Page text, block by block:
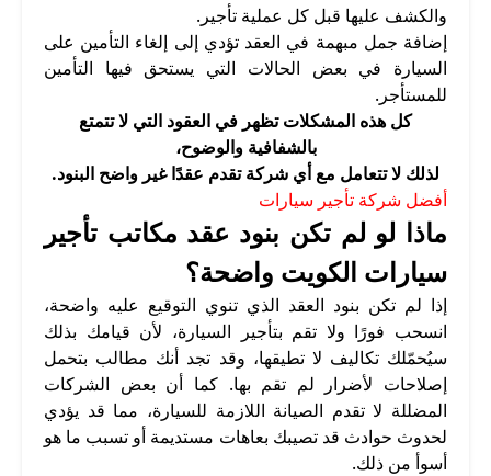
والكشف عليها قبل كل عملية تأجير.
إضافة جمل مبهمة في العقد تؤدي إلى إلغاء التأمين على
السيارة في بعض الحالات التي يستحق فيها التأمين
للمستأجر.
كل هذه المشكلات تظهر في العقود التي لا تتمتع
بالشفافية والوضوح،
لذلك لا تتعامل مع أي شركة تقدم عقدًا غير واضح البنود.
أفضل شركة تأجير سيارات
ماذا لو لم تكن بنود عقد مكاتب تأجير
سيارات الكويت واضحة؟
إذا لم تكن بنود العقد الذي تنوي التوقيع عليه واضحة،
انسحب فورًا ولا تقم بتأجير السيارة، لأن قيامك بذلك
سيُحمّلك تكاليف لا تطيقها، وقد تجد أنك مطالب بتحمل
إصلاحات لأضرار لم تقم بها. كما أن بعض الشركات
المضللة لا تقدم الصيانة اللازمة للسيارة، مما قد يؤدي
لحدوث حوادث قد تصيبك بعاهات مستديمة أو تسبب ما هو
أسوأ من ذلك.